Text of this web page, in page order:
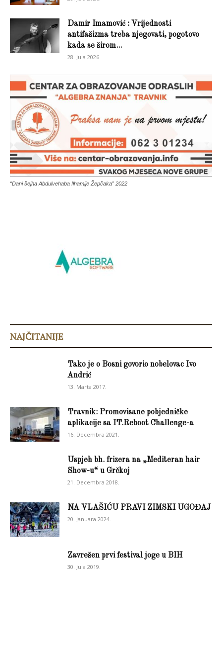
Damir Imamović : Vrijednosti
antifašizma treba njegovati, pogotovo
kada se širom...
28. Jula 2026.
“Dani šejha Abdulvehaba Ilhamije Žepčaka” 2022
NAJČITANIJE
Tako je o Bosni govorio nobelovac Ivo
Andrić
13. Marta 2017.
Travnik: Promovisane pobjedničke
aplikacije sa IT.Reboot Challenge-a
16. Decembra 2021.
Uspjeh bh. frizera na „Mediteran hair
Show-u“ u Grčkoj
21. Decembra 2018.
NA VLAŠIĆU PRAVI ZIMSKI UGOĐAJ
20. Januara 2024.
Zavrešen prvi festival joge u BIH
30. Jula 2019.